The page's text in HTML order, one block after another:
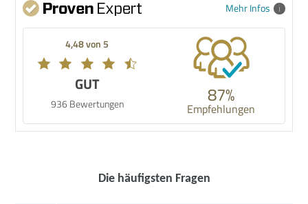
Mehr Infos
4,48 von 5
GUT
936 Bewertungen 87%
Empfehlungen
Die häufigsten Fragen